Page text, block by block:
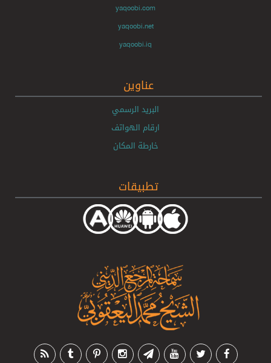
yaqoobi.com
yaqoobi.net
yaqoobi.iq
عناوين
البريد الرسمي
ارقام الهواتف
خارطة المكان
تطبيقات